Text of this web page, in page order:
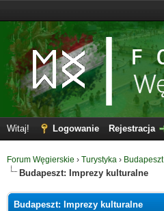
Witaj! Logowanie Rejestracja
Forum Węgierskie › Turystyka › Budapeszt
Budapeszt: Imprezy kulturalne
Budapeszt: Imprezy kulturalne